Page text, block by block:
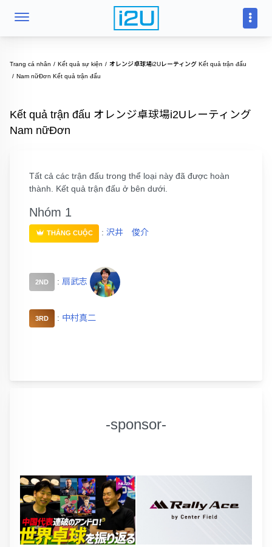
Trang cá nhân Kết quả sự kiện
オレンジ卓球場i2Uレーティング Kết quả trận đấu
Nam nữĐơn Kết quả trận đấu
Kết quả trận đấu オレンジ卓球場i2Uレーティング
Nam nữĐơn
Tất cả các trận đấu trong thể loại này đã được hoàn
thành. Kết quả trận đấu ở bên dưới.
Nhóm 1
THẮNG CUỘC : 沢井 俊介
2ND : 扇武志
3RD : 中村真二
-sponsor-